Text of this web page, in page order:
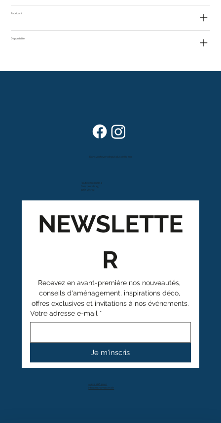
Fabricant
Disponibilité
Route cantonale 4
Case postale 157
1963 Vétroz
Dans vos foyers depuis plus de 80 ans
+41 27 766 40 40
info@anthamatten.ch
NEWSLETTE
R
Recevez en avant-première nos nouveautés,
conseils d'aménagement, inspirations déco,
offres exclusives et invitations à nos événements.
Votre adresse e-mail *
Je m'inscris